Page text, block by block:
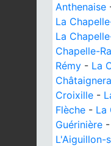
Anthenaise
La
La
Chapelle-
Rémy - La
Croixille -
Flèche - La
Guérinière -
L'Aiguillon-